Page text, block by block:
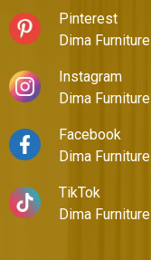
Pinterest
Dima Furniture
Instagram
Dima Furniture
Facebook
Dima Furniture
TikTok
Dima Furniture